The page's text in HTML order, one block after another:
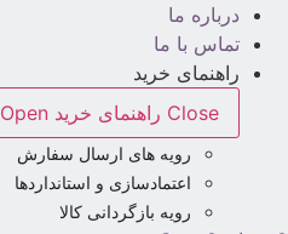
درباره ما
تماس با ما
راهنمای خرید
Close راهنمای خرید
Open راهنمای خرید
رویه های ارسال سفارش
اعتمادسازی و استانداردها
رویه بازگردانی کالا